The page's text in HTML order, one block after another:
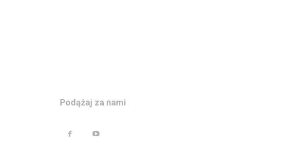
Podążaj za nami